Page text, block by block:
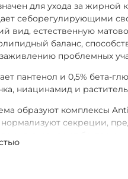
для ухода за жирной
себорегулирующими
вид, естественную
баланс,
проблемных
пантенол и 0,5% бета-
ниацинамид и
образуют комплексы
нормализуют секреции,
расширенных пор.